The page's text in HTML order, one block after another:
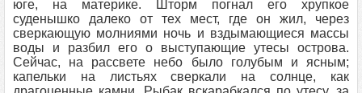
юге, на материке. Шторм погнал его хрупкое
суденышко далеко от тех мест, где он жил, через
сверкающую молниями ночь и вздымающиеся массы
воды и разбил его о выступающие утесы острова.
Сейчас, на рассвете небо было голубым и ясным;
капельки на листьях сверкали на солнце, как